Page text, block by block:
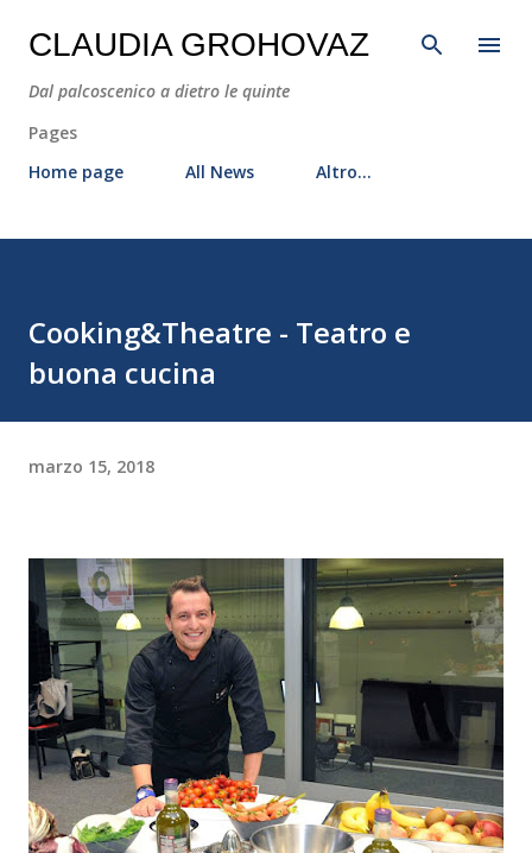
Passa ai contenuti principali
CLAUDIA GROHOVAZ
Dal palcoscenico a dietro le quinte
Pages
Home page
All News Altro…
Cooking&Theatre - Teatro e
buona cucina
marzo 15, 2018